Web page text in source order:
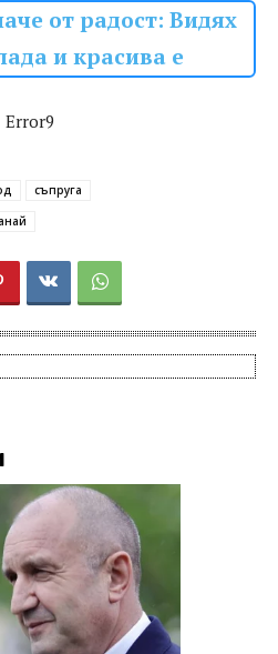
от радост: Видях
и красива е
Error9
съпруга